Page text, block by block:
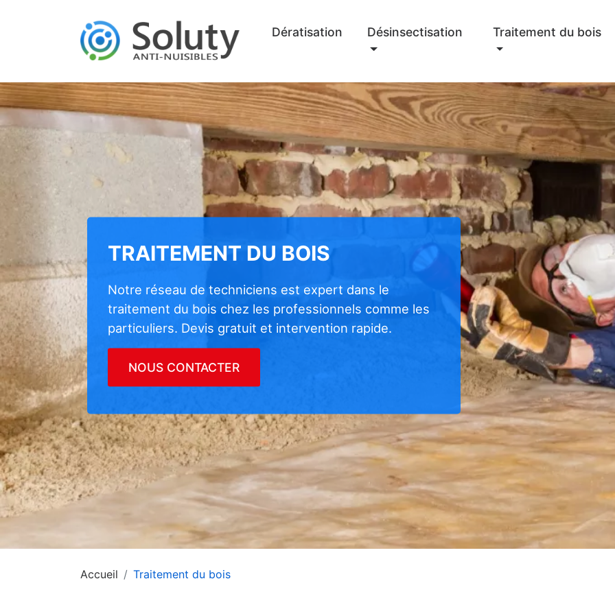
Dératisation Désinsectisation Traitement du bois
TRAITEMENT DU BOIS
Notre réseau de techniciens est expert dans le
traitement du bois chez les professionnels comme les
particuliers. Devis gratuit et intervention rapide.
NOUS CONTACTER
Accueil Traitement du bois